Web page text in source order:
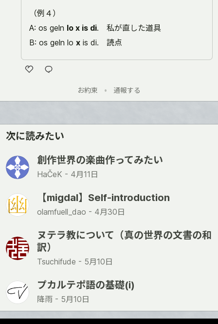
（例４）
A: os geln lo x is di. 私が直した道具
B: os geln lo x is di. 読点
ね
お約束 • 通報する
次に読みたい
創作世界の楽曲作ってみたい
HaČeK - 4月11日
【migdal】Self-introduction
olamfuell_dao - 4月30日
ヌテラ教について（真の世界の文書の和
訳）
Tsuchifude - 5月10日
プカルテポ語の基礎(i)
降雨 - 5月10日